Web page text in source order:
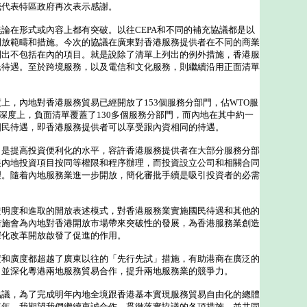
表特區政府再次表示感謝。
形式或內容上都有突破。以往CEPA和不同的補充協議都是以
範疇和措施。今次的協議在廣東對香港服務提供者在不同的商業
不包括在內的項目。就是說除了清單上列出的例外措施，香港服
遇。至於跨境服務，以及電信和文化服務，則繼續沿用正面清單
內地對香港服務貿易已經開放了153個服務分部門，佔WTO服
度上，負面清單覆蓋了130多個服務分部門，而內地在其中約一
待遇，即香港服務提供者可以享受跟內資相同的待遇。
高投資便利化的水平，容許香港服務提供者在大部分服務分部
地投資項目按同等權限和程序辦理，而投資設立公司和相關合同
隨着內地服務業進一步開放，簡化審批手續是吸引投資者的必需
和進取的開放表述模式，對香港服務業實施國民待遇和其他的
會為內地對香港開放市場帶來突破性的發展，為香港服務業創造
改革開放啟發了促進的作用。
度都超越了廣東以往的「先行先試」措施，有助港商在廣泛的
深化粵港兩地服務貿易合作，提升兩地服務業的競爭力。
為了完成明年內地全境跟香港基本實現服務貿易自由化的總體